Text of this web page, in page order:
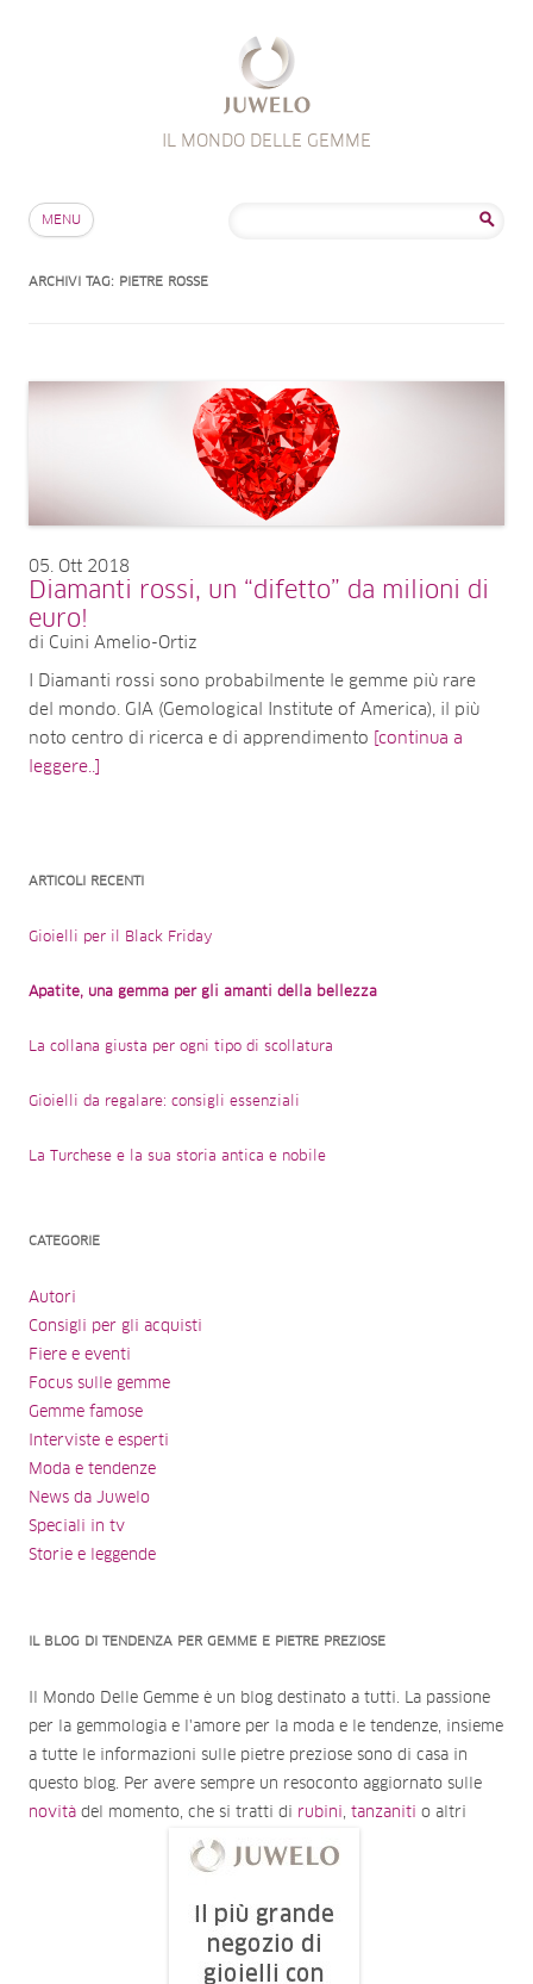
IL MONDO DELLE GEMME
MENU
ARCHIVI TAG: PIETRE ROSSE
05 Ott 2018
Diamanti rossi, un “difetto” da milioni di
euro!
di Cuini Amelio-Ortiz
I Diamanti rossi sono probabilmente le gemme più rare
del mondo. GIA (Gemological Institute of America), il più
noto centro di ricerca e di apprendimento
[continua a
leggere..]
ARTICOLI RECENTI
Gioielli per il Black Friday
Apatite, una gemma per gli amanti della bellezza
La collana giusta per ogni tipo di scollatura
Gioielli da regalare: consigli essenziali
La Turchese e la sua storia antica e nobile
CATEGORIE
Autori
Consigli per gli acquisti
Fiere e eventi
Focus sulle gemme
Gemme famose
Interviste e esperti
Moda e tendenze
News da Juwelo
Speciali in tv
Storie e leggende
IL BLOG DI TENDENZA PER GEMME E PIETRE PREZIOSE
Il Mondo Delle Gemme è un blog destinato a tutti. La passione
per la gemmologia e l'amore per la moda e le tendenze, insieme
a tutte le informazioni sulle pietre preziose sono di casa in
questo blog. Per avere sempre un resoconto aggiornato sulle
novità del momento, che si tratti di rubini, tanzaniti o altri